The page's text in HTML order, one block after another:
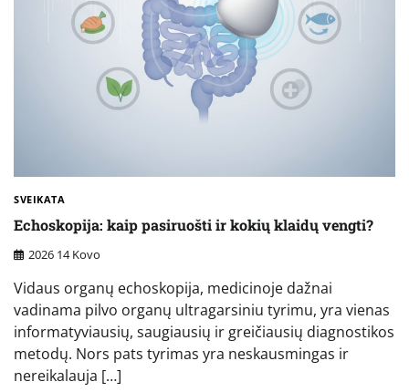
SVEIKATA
Echoskopija: kaip pasiruošti ir kokių klaidų vengti?
2026 14 Kovo
Vidaus organų echoskopija, medicinoje dažnai
vadinama pilvo organų ultragarsiniu tyrimu, yra vienas
informatyviausių, saugiausių ir greičiausių diagnostikos
metodų. Nors pats tyrimas yra neskausmingas ir
nereikalauja […]